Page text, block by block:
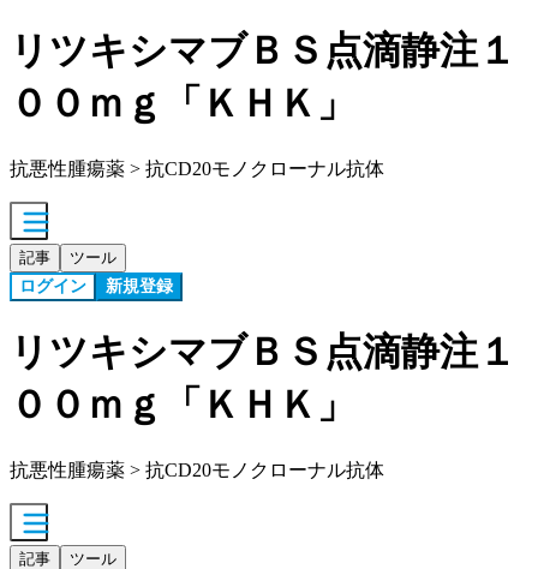
リツキシマブＢＳ点滴静注１
００ｍｇ「ＫＨＫ」
抗悪性腫瘍薬 > 抗CD20モノクローナル抗体
記事 ツール
ログイン 新規登録
リツキシマブＢＳ点滴静注１
００ｍｇ「ＫＨＫ」
抗悪性腫瘍薬 > 抗CD20モノクローナル抗体
記事 ツール